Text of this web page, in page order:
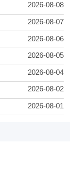
2026-08-08
2026-08-07
2026-08-06
2026-08-05
2026-08-04
2026-08-02
2026-08-01